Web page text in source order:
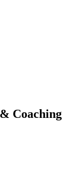
Coaching